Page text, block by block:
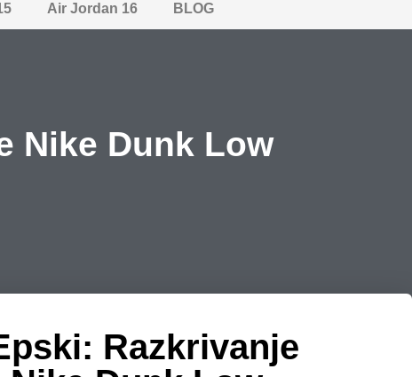
Air Jordan 16 BLOG
Nike Dunk Low
Razkrivanje